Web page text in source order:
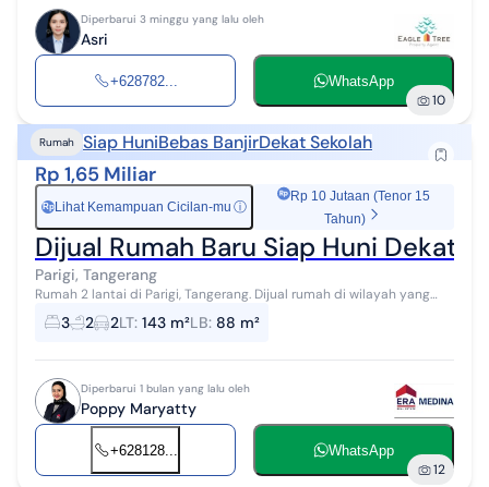
Diperbarui 3 minggu yang lalu oleh
Asri
+628782... WhatsApp
10
Rumah Siap HuniBebas BanjirDekat Sekolah
Rp 1,65 Miliar
Rp Lihat Kemampuan Cicilan-mu ⓘ
Rp 10 Jutaan (Tenor 15
Tahun)
Dijual Rumah Baru Siap Huni Dekat
Parigi, Tangerang
Rumah 2 lantai di Parigi, Tangerang. Dijual rumah di wilayah yang
nyaman. Properti 2 lantai ini berada di lingkungan yang mudah
dijangkau. Rincia...
3 2 2LT: 143 m²LB: 88 m²
Diperbarui 1 bulan yang lalu oleh
Poppy Maryatty
+628128... WhatsApp
12